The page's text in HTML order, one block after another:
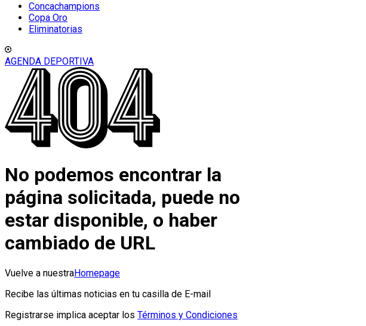
Concachampions
Copa Oro
Eliminatorias
AGENDA DEPORTIVA
No podemos encontrar la
página solicitada, puede no
estar disponible, o haber
cambiado de URL
Vuelve a nuestraHomepage
Recibe las últimas noticias en tu casilla de E-mail
Registrarse implica aceptar los Términos y Condiciones